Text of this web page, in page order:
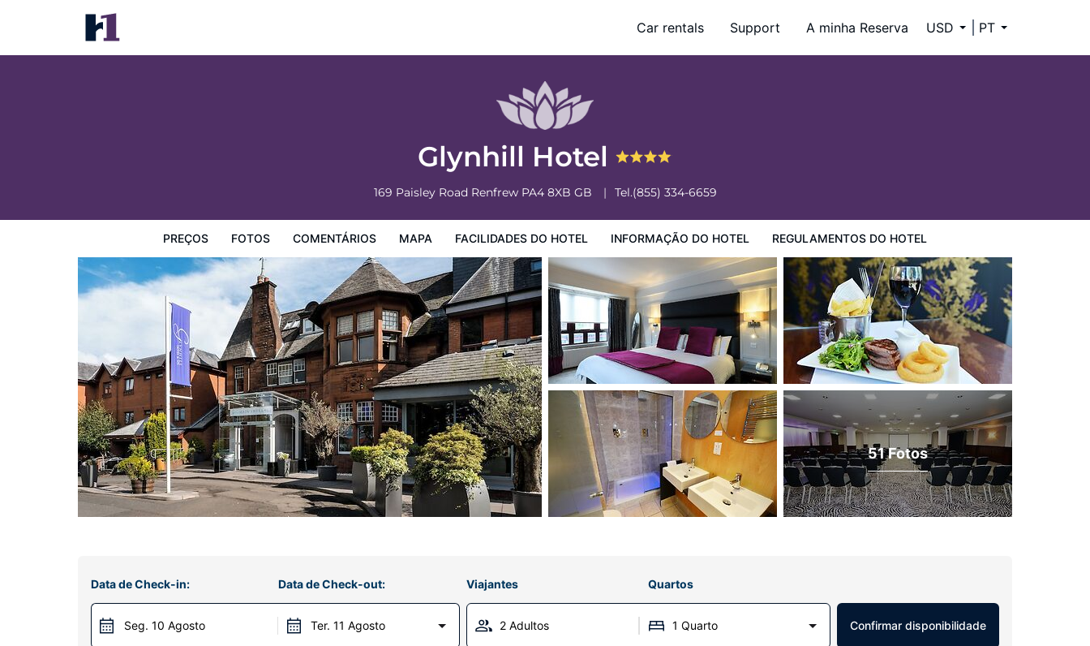
Car rentals Support A minha Reserva USD PT
Glynhill Hotel
169 Paisley Road Renfrew PA4 8XB GB Tel.(855) 334-6659
PREÇOS FOTOS COMENTÁRIOS MAPA FACILIDADES DO HOTEL INFORMAÇÃO DO HOTEL REGULAMENTOS DO HOTEL
Glynhill Hotel
Preços Regulamentos do Hotel
51 Fotos
Data de Check-in:
Seg. 10 Agosto
Data de Check-out:
Ter. 11 Agosto
Viajantes Quartos
2 Adultos 1 Quarto Confirmar disponibilidade